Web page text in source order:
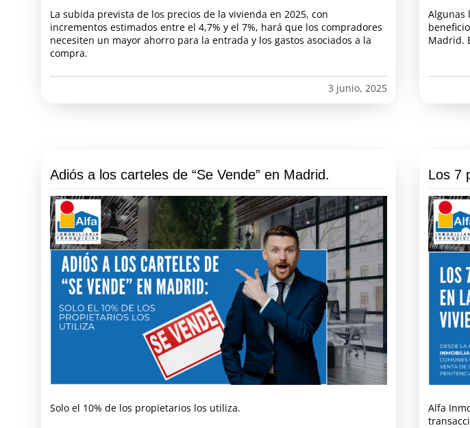
La subida prevista de los precios de la vivienda en 2025, con
incrementos estimados entre el 4,7% y el 7%, hará que los compradores
necesiten un mayor ahorro para la entrada y los gastos asociados a la
compra.
3 junio, 2025
Algunas
Madrid.
Adiós a los carteles de “Se Vende” en Madrid.
Solo el 10% de los propietarios los utiliza.
Los 7
Alfa